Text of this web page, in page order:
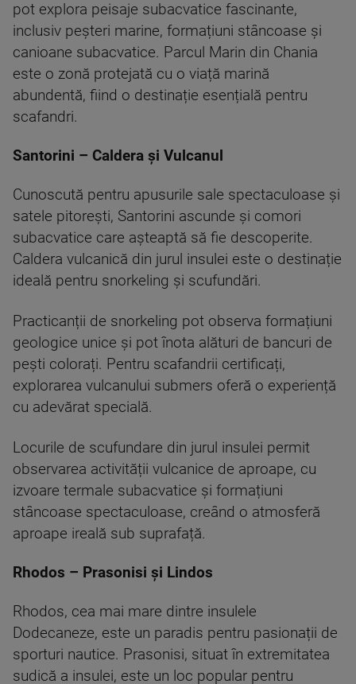
pot explora peisaje subacvatice fascinante,
inclusiv peșteri marine, formațiuni stâncoase și
canioane subacvatice. Parcul Marin din Chania
este o zonă protejată cu o viață marină
abundentă, fiind o destinație esențială pentru
scafandri.
Santorini – Caldera și Vulcanul
Cunoscută pentru apusurile sale spectaculoase și
satele pitorești, Santorini ascunde și comori
subacvatice care așteaptă să fie descoperite.
Caldera vulcanică din jurul insulei este o destinație
ideală pentru snorkeling și scufundări.
Practicanții de snorkeling pot observa formațiuni
geologice unice și pot înota alături de bancuri de
pești colorați. Pentru scafandrii certificați,
explorarea vulcanului submers oferă o experiență
cu adevărat specială.
Locurile de scufundare din jurul insulei permit
observarea activității vulcanice de aproape, cu
izvoare termale subacvatice și formațiuni
stâncoase spectaculoase, creând o atmosferă
aproape ireală sub suprafață.
Rhodos – Prasonisi și Lindos
Rhodos, cea mai mare dintre insulele
Dodecaneze, este un paradis pentru pasionații de
sporturi nautice. Prasonisi, situat în extremitatea
sudică a insulei, este un loc popular pentru